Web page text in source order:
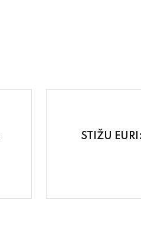
STIŽU